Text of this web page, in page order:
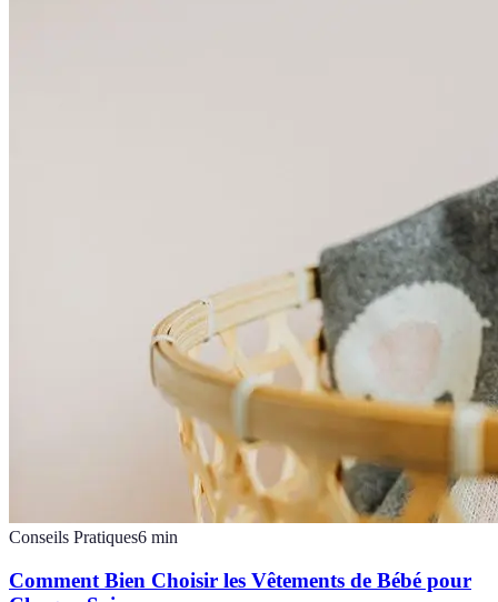
Conseils Pratiques6 min
Comment Bien Choisir les Vêtements de Bébé pour